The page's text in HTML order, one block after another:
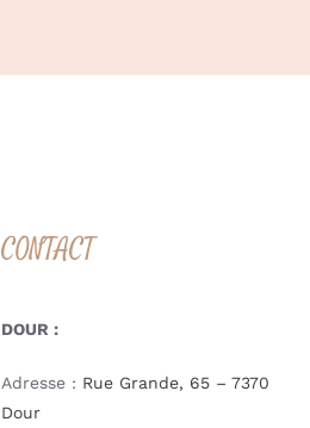
CONTACT
DOUR :
Adresse : Rue Grande, 65 – 7370
Dour